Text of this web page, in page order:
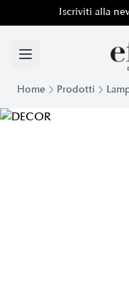
Iscriviti alla
Home Prodotti
Lampada Sospesa Decor